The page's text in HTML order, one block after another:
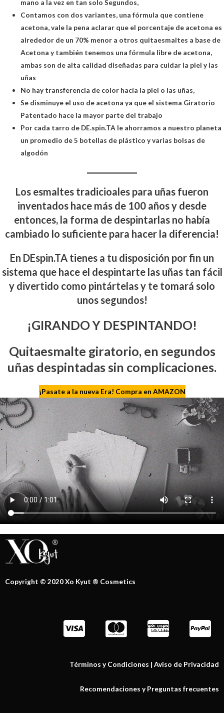
mano a la vez en tan solo Segundos,
Contamos con dos variantes, una fórmula que contiene
acetona, vale la pena aclarar que el porcentaje de acetona es
alrededor de un 70% menor a otros quitaesmaltes a base de
Acetona y también tenemos una fórmula libre de acetona,
ambas son de alta calidad diseñadas para cuidar la piel y las
uñas
No hay transferencia de color hacía la piel o las uñas,
Se disminuye el uso de acetona ya que el sistema Giratorio
Patentado hace la mayor parte del trabajo
Por cada tarro de DE.spin.TA le ahorramos a nuestro planeta
un promedio de 5 botellas de plástico y varias bolsas de
algodón
Los esmaltes tradicioales para uñas fueron
inventados hace más de 100 años y desde
entonces, la forma de despintarlas no había
cambiado lo suficiente para hacer la diferencia!
En DEspin.TA tienes a tu disposición por fin un
sistema que hace el despintarte las uñas tan fácil
y divertido como pintártelas y te tomará solo
unos segundos!
¡GIRANDO Y DESPINTANDO!
Quitaesmalte giratorio, en segundos
uñas despintadas sin complicaciones.
¡Pasate a la nueva Era! Compra en AMAZON
Copyright © 2020 Xo Kyut ® Cosmetics
Términos y Condiciones | Aviso de Privacidad
Recomendaciones y Preguntas frecuentes